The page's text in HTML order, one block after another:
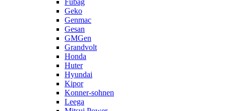
Fubag
Geko
Genmac
Gesan
GMGen
Grandvolt
Honda
Huter
Hyundai
Kipor
Konner-sohnen
Leega